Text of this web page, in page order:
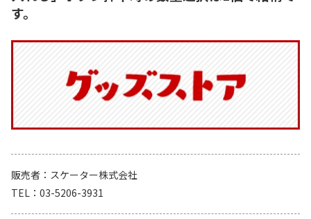
す。
販売者
スケーター株式会社
TEL
03-5206-3931